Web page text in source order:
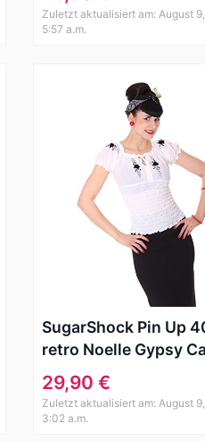
Oberteil Schwarz (XS)
Zuletzt aktualisiert am: August
5:57 a.m.
SugarShock Pin Up
retro Noelle Gypsy
Blusenshirt Rockabilly
Shirt
29,90 €
Zuletzt aktualisiert am: August
3:02 a.m.